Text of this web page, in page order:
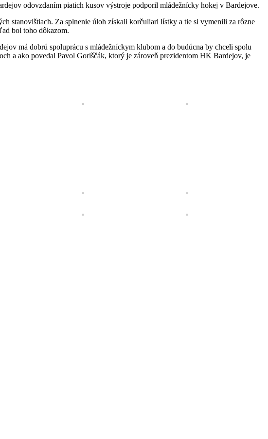
odovzdaním piatich kusov výstroje podporil mládežnícky hokej v Bardejove.
stanovištiach. Za splnenie úloh získali korčuliari lístky a tie si vymenili za rôzne
bol toho dôkazom.
má dobrú spoluprácu s mládežníckym klubom a do budúcna by chceli spolu
a ako povedal Pavol Goriščák, ktorý je zároveň prezidentom HK Bardejov, je